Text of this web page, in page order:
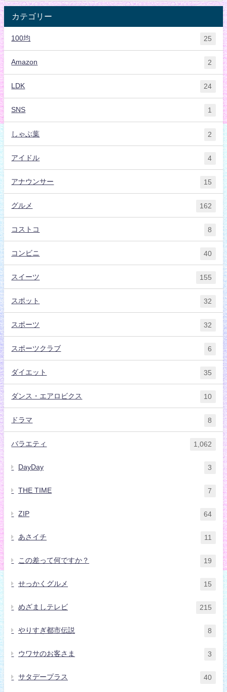
カテゴリー
100均 25
Amazon 2
LDK 24
SNS 1
しゃぶ葉 2
アイドル 4
アナウンサー 15
グルメ 162
コストコ 8
コンビニ 40
スイーツ 155
スポット 32
スポーツ 32
スポーツクラブ 6
ダイエット 35
ダンス・エアロビクス 10
ドラマ 8
バラエティ 1,062
DayDay 3
THE TIME 7
ZIP 64
あさイチ 11
この差って何ですか？ 19
せっかくグルメ 15
めざましテレビ 215
やりすぎ都市伝説 8
ウワサのお客さま 3
サタデープラス 40